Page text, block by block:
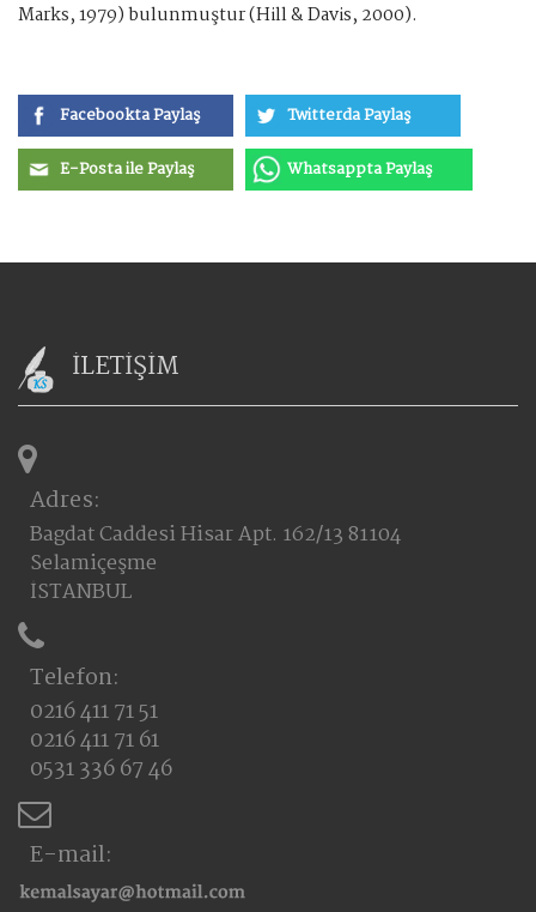
Marks, 1979) bulunmuştur (Hill & Davis, 2000).
Facebookta Paylaş Twitterda Paylaş
E-Posta ile Paylaş Whatsappta Paylaş
İLETİŞİM
Adres:
Bagdat Caddesi Hisar Apt. 162/13 81104
Selamiçeşme
İSTANBUL
Telefon:
0216 411 71 51
0216 411 71 61
0531 336 67 46
E-mail: